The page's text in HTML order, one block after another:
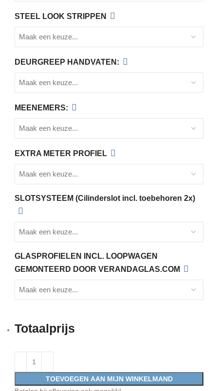
STEEL LOOK STRIPPEN
DEURGREEP HANDVATEN:
MEENEMERS:
EXTRA METER PROFIEL
SLOTSYSTEEM (Cilinderslot incl. toebehoren 2x)
GLASPROFIELEN INCL. LOOPWAGEN
GEMONTEERD DOOR VERANDAGLAS.COM
Totaalprijs
TOEVOEGEN AAN MIJN WINKELMAND